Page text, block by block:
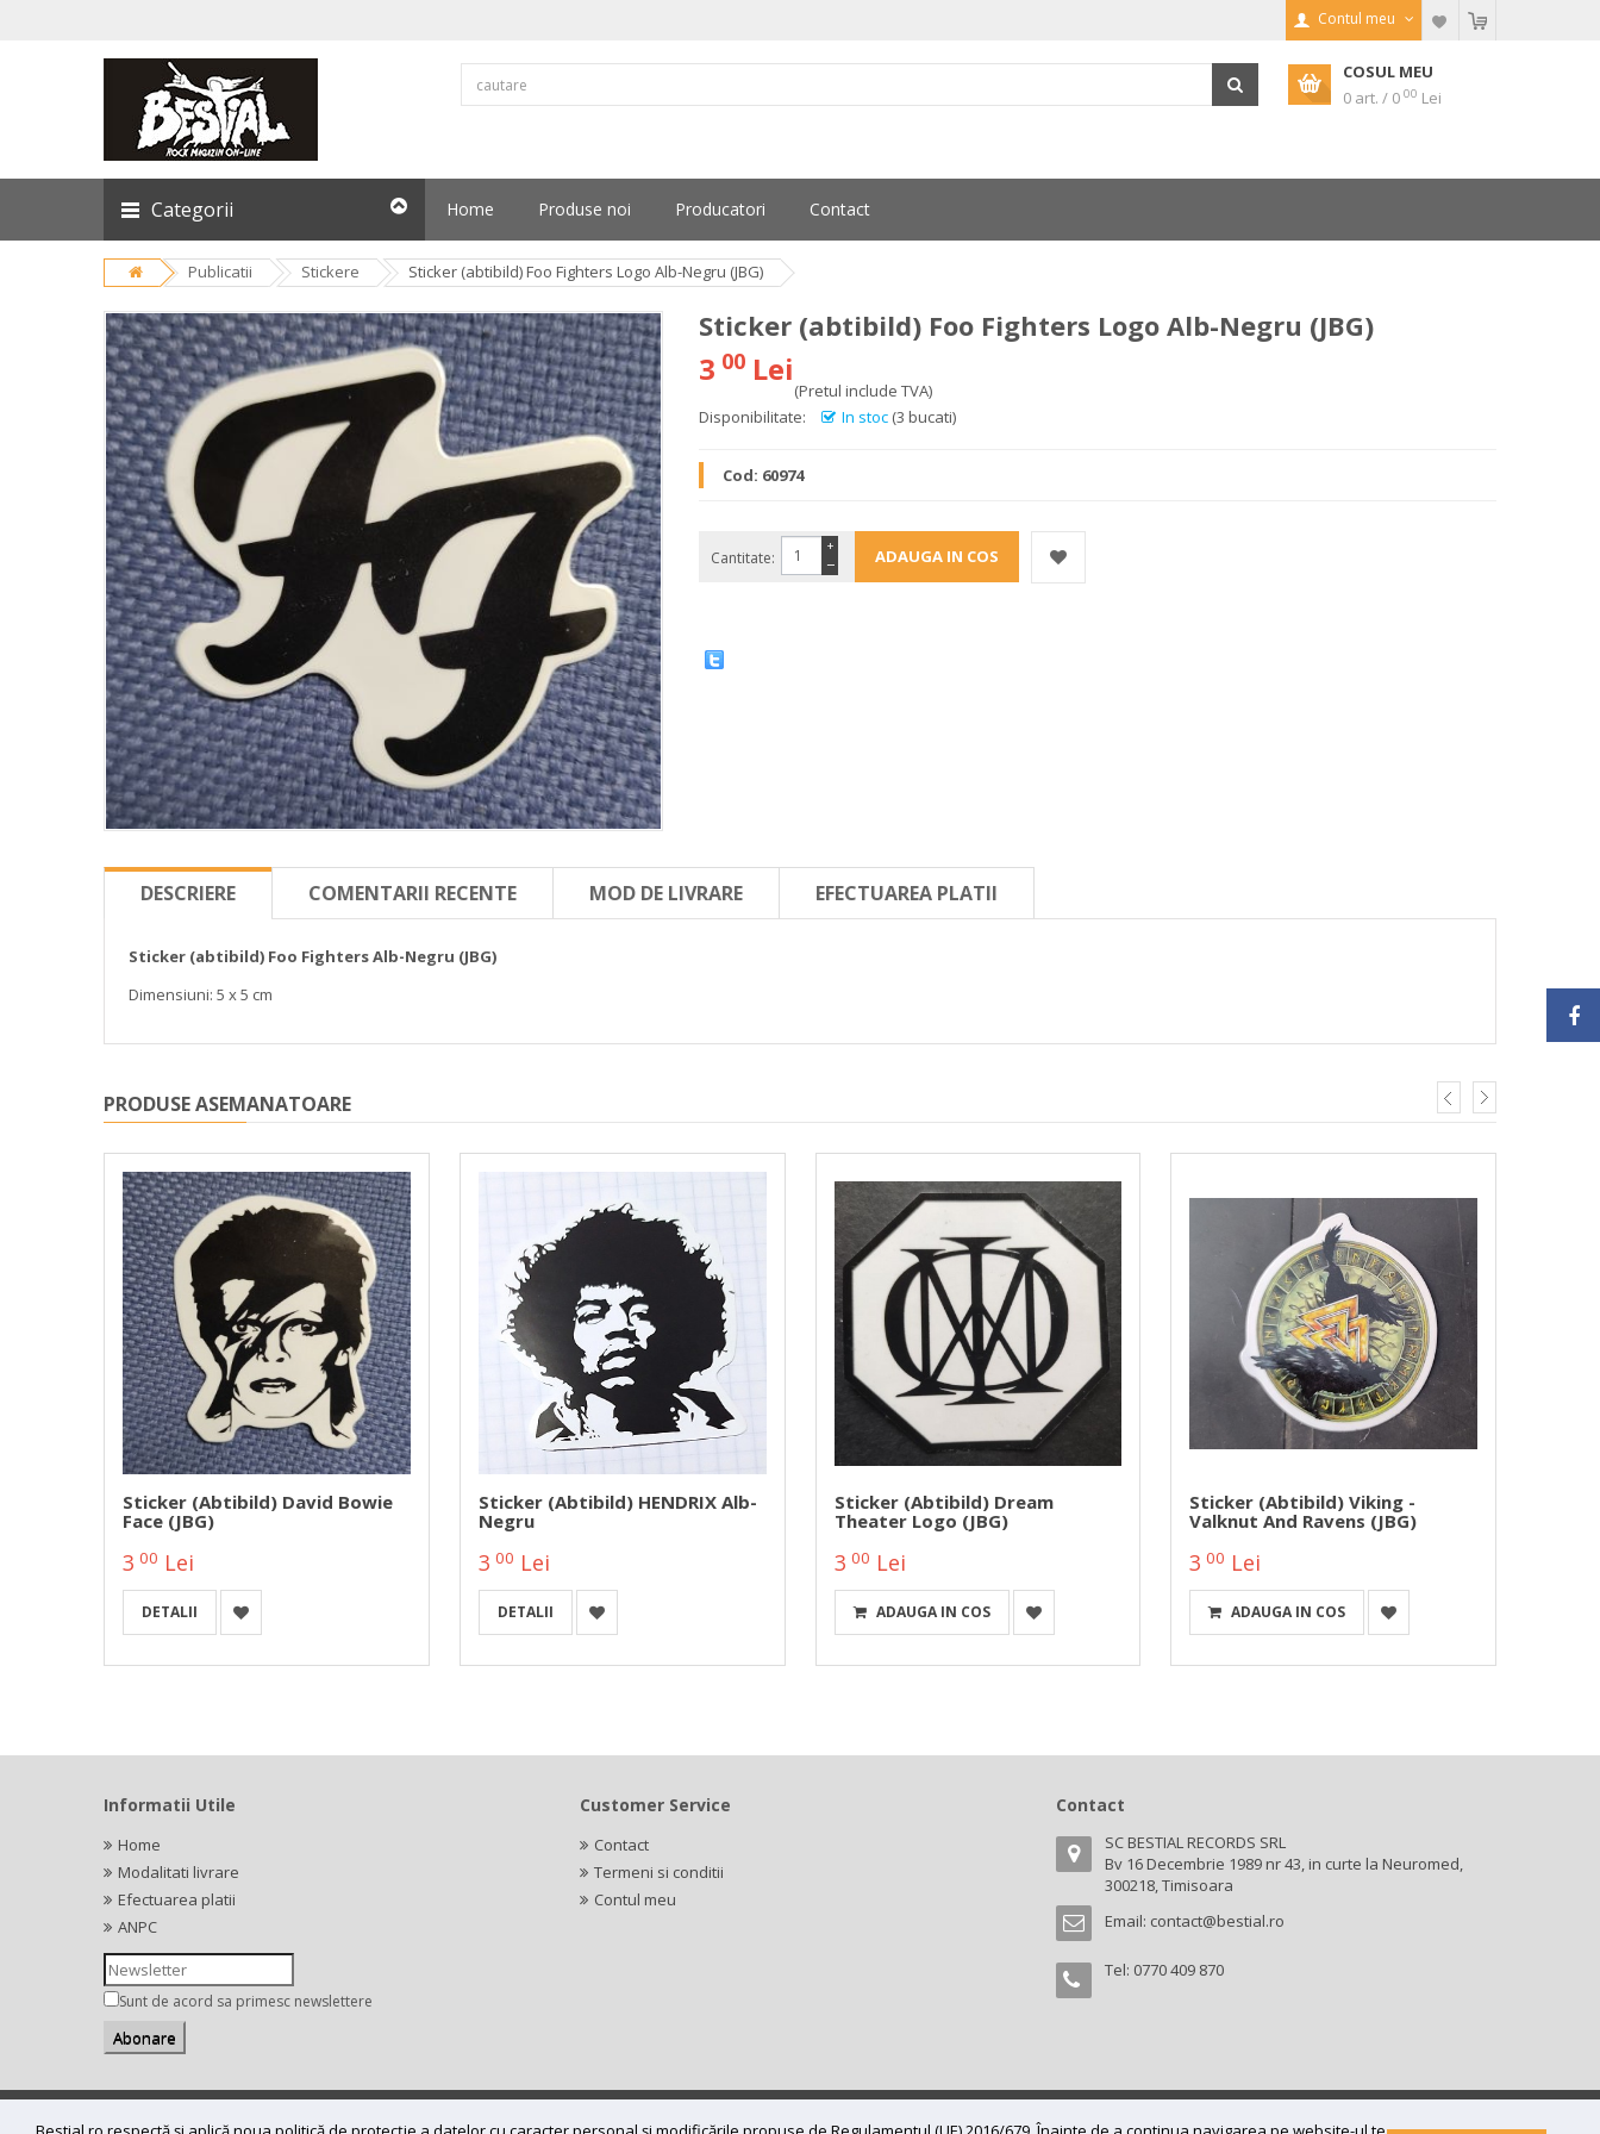
Contul meu
COSUL MEU
0 art. / 0 00 Lei
Categorii Home Produse noi Producatori Contact
Publicatii Stickere Sticker (abtibild) Foo Fighters Logo Alb-Negru (JBG)
Sticker (abtibild) Foo Fighters Logo Alb-Negru (JBG)
3 00 Lei
(Pretul include TVA)
Disponibilitate:
In stoc (3 bucati)
Cod: 60974
Cantitate: −
+
DESCRIERE COMENTARII RECENTE MOD DE LIVRARE EFECTUAREA PLATII
Sticker (abtibild) Foo Fighters Alb-Negru (JBG)
Dimensiuni: 5 x 5 cm
PRODUSE ASEMANATOARE
Sticker (abtibild) David Bowie
Face (JBG)
3 00 Lei
DETALII
Sticker (abtibild) HENDRIX Alb-
Negru
3 00 Lei
DETALII
Sticker (abtibild) Dream
Theater Logo (JBG)
3 00 Lei
ADAUGA IN COS
Sticker (abtibild) Viking -
Valknut And Ravens (JBG)
3 00 Lei
ADAUGA IN COS
Informatii Utile
Home
Modalitati livrare
Efectuarea platii
ANPC
Sunt de acord sa primesc newslettere
Customer Service
Contact
Termeni si conditii
Contul meu
Contact
SC BESTIAL RECORDS SRL
Bv 16 Decembrie 1989 nr 43, in curte la Neuromed,
300218, Timisoara
Email: contact@bestial.ro
Tel: 0770 409 870